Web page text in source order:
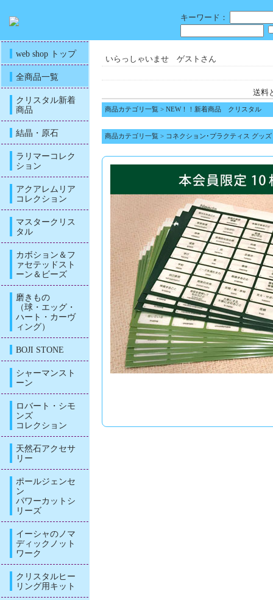
キーワード：
web shop トップ
全商品一覧
クリスタル新着
商品
結晶・原石
ラリマーコレク
ション
アクアレムリア
コレクション
マスタークリス
タル
カボション＆フ
ァセテッドスト
ーン＆ビーズ
磨きもの
（球・エッグ・
ハート・カーヴ
ィング）
BOJI STONE
シャーマンスト
ーン
ロバート・シモ
ンズ
コレクション
天然石アクセサ
リー
ポールジェンセ
ン
パワーカットシ
リーズ
イーシャのノマ
ディックノット
ワーク
クリスタルヒー
リング用キット
いらっしゃいませ ゲストさん
送料
商品カテゴリ一覧 > NEW！！新着商品 クリスタル
商品カテゴリ一覧 > コネクション･プラクティス グッズ